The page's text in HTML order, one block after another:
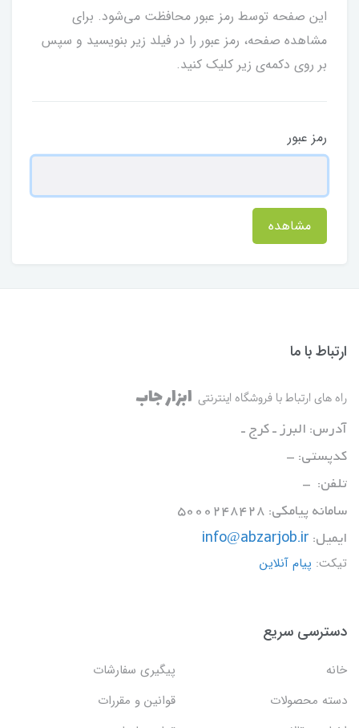
این صفحه توسط رمز عبور محافظت می‌شود. برای
مشاهده صفحه، رمز عبور را در فیلد زیر بنویسید و سپس
بر روی دکمه‌ی زیر کلیک کنید.
رمز عبور
مشاهده
ارتباط با ما
راه های ارتباط با فروشگاه اینترنتی ابزار جاب
آدرس: البرز ـ کرج ـ
کدپستی: -
تلفن: -
سامانه پیامکی: 5000248428
ایمیل: info@abzarjob.ir
تیکت: پیام آنلاین
دسترسی سریع
خانه
پیگیری سفارشات
دسته محصولات
قوانین و مقررات